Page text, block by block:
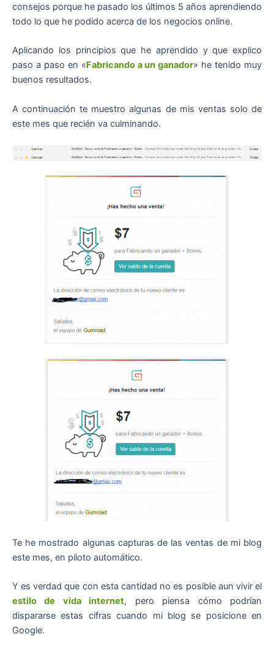
consejos porque he pasado los últimos 5 años aprendiendo
todo lo que he podido acerca de los negocios online.
Aplicando los principios que he aprendido y que explico
paso a paso en «Fabricando a un ganador» he tenido muy
buenos resultados.
A continuación te muestro algunas de mis ventas solo de
este mes que recién va culminando.
Te he mostrado algunas capturas de las ventas de mi blog
este mes, en piloto automático.
Y es verdad que con esta cantidad no es posible aun vivir el
estilo de vida internet, pero piensa cómo podrían
dispararse estas cifras cuando mi blog se posicione en
Google.